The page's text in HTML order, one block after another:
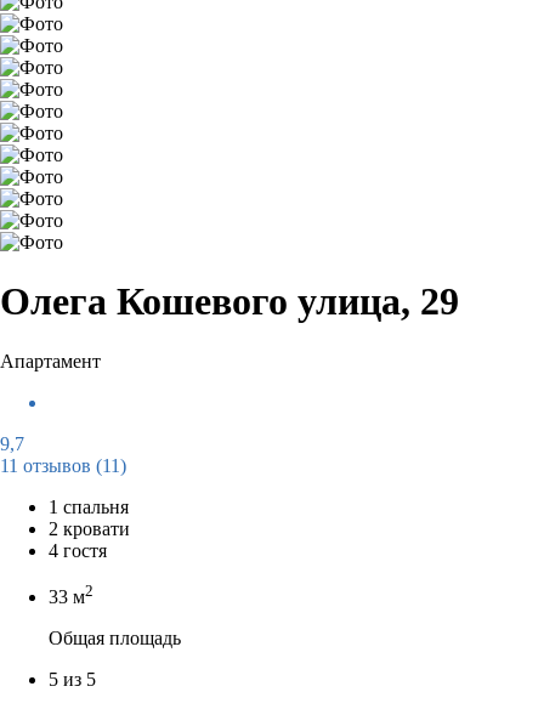
Олега Кошевого улица, 29
Апартамент
9,7
11 отзывов (11)
1 спальня
2 кровати
4 гостя
33 м2
Общая площадь
5 из 5